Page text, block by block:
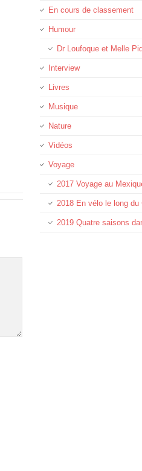
En cours de classement
Humour
Dr Loufoque et Melle
Interview
Livres
Musique
Nature
Vidéos
Voyage
2017 Voyage au
2018 En vélo le long du
2019 Quatre saisons